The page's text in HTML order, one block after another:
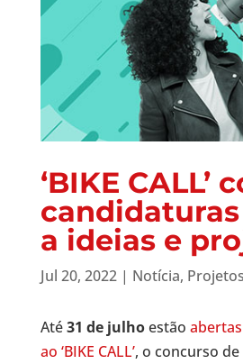
‘BIKE CALL’
a ideias e
Jul 20, 2022| Notícia, Projetos
Até31 de julhoestão
ao ‘BIKE CALL’, o concurso